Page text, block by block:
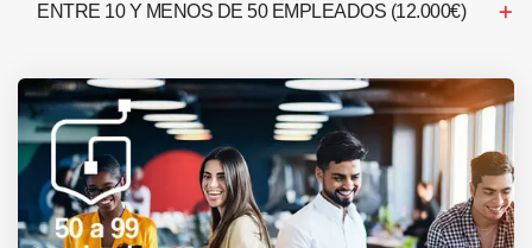
ENTRE 10 Y MENOS DE 50 EMPLEADOS (12.000€)